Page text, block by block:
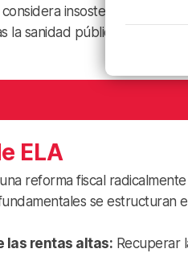
considera insostenible
la sanidad pública sufre una
ELA
reforma fiscal
se estructuran
las rentas altas: Recuperar